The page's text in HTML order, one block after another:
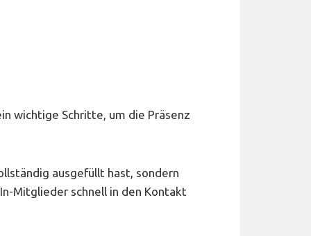
wichtige Schritte, um die Präsenz
ausgefüllt hast, sondern
Mitglieder schnell in den Kontakt